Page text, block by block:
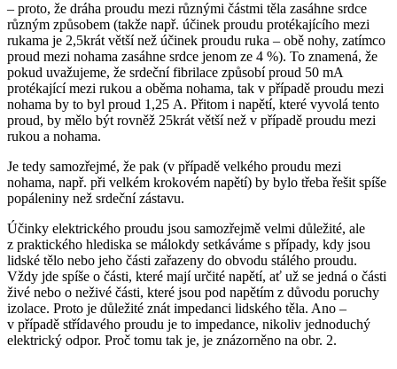
– proto, že dráha proudu mezi různými částmi těla zasáhne srdce
různým způsobem (takže např. účinek proudu protékajícího mezi
rukama je 2,5krát větší než účinek proudu ruka – obě nohy, zatímco
proud mezi nohama zasáhne srdce jenom ze 4 %). To znamená, že
pokud uvažujeme, že srdeční fibrilace způsobí proud 50 mA
protékající mezi rukou a oběma nohama, tak v případě proudu mezi
nohama by to byl proud 1,25 A. Přitom i napětí, které vyvolá tento
proud, by mělo být rovněž 25krát větší než v případě proudu mezi
rukou a nohama.
Je tedy samozřejmé, že pak (v případě velkého proudu mezi
nohama, např. při velkém krokovém napětí) by bylo třeba řešit spíše
popáleniny než srdeční zástavu.
Účinky elektrického proudu jsou samozřejmě velmi důležité, ale
z praktického hlediska se málokdy setkáváme s případy, kdy jsou
lidské tělo nebo jeho části zařazeny do obvodu stálého proudu.
Vždy jde spíše o části, které mají určité napětí, ať už se jedná o části
živé nebo o neživé části, které jsou pod napětím z důvodu poruchy
izolace. Proto je důležité znát impedanci lidského těla. Ano –
v případě střídavého proudu je to impedance, nikoliv jednoduchý
elektrický odpor. Proč tomu tak je, je znázorněno na obr. 2.